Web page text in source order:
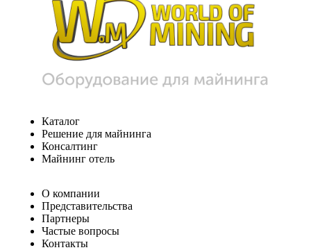
Каталог
Решение для майнинга
Консалтинг
Майнинг отель
О компании
Представительства
Партнеры
Частые вопросы
Контакты